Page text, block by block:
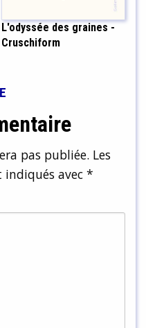
L'odyssée des graines -
Cruschiform
pas publiée. Les
avec *